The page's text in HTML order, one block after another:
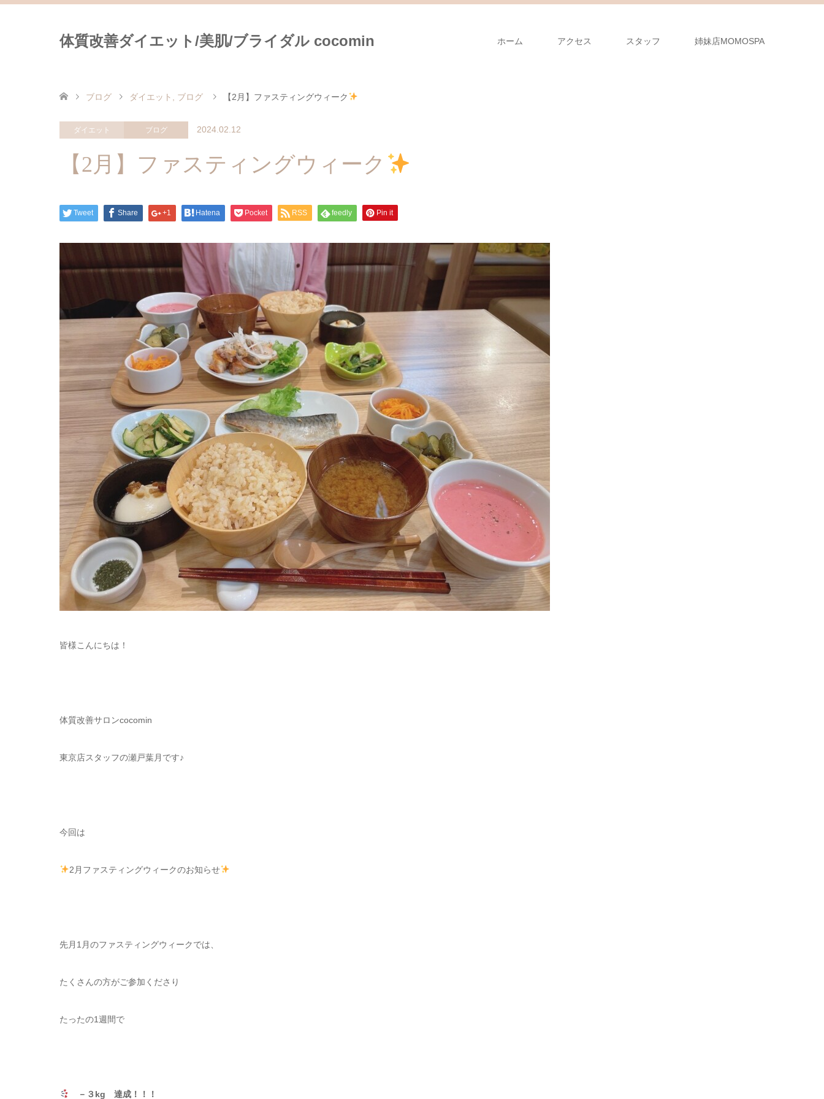
体質改善ダイエット/美肌/ブライダル cocomin ホーム アクセス スタッフ 姉妹店MOMOSPA
ブログ ダイエット ブログ 【2月】ファスティングウィーク
ダイエット ブログ 2024.02.12
【2月】ファスティングウィーク
Tweet Share +1 Hatena Pocket RSS feedly Pin it
皆様こんにちは！
体質改善サロンcocomin
東京店スタッフの瀬戸葉月です♪
今回は
2月ファスティングウィークのお知らせ
先月1月のファスティングウィークでは、
たくさんの方がご参加くださり
たったの1週間で
－３kg 達成！！！